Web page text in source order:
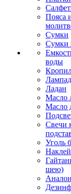
Пояса
Сумки
Сумки
воды
Ладан
Масло
Масло
Свечи
Уголь
шею)
Аналои